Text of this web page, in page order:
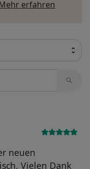
erfahren
neuen
Vielen Dank